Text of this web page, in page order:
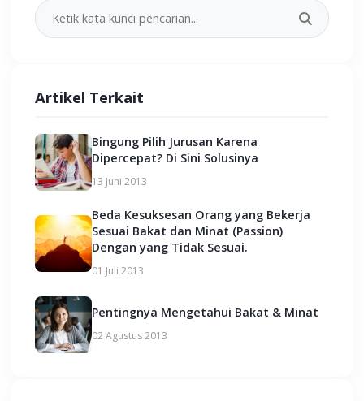
Artikel Terkait
Bingung Pilih Jurusan Karena
Dipercepat? Di Sini Solusinya
13 Juni 2013
Beda Kesuksesan Orang yang Bekerja
Sesuai Bakat dan Minat (Passion)
Dengan yang Tidak Sesuai.
01 Juli 2013
Pentingnya Mengetahui Bakat & Minat
02 Agustus 2013